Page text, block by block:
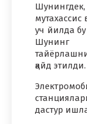
уч йилда
Шунинг
қайд этилди.
дастур